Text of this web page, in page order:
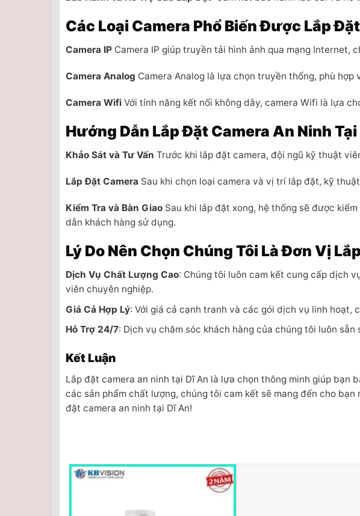
Các Loại Camera Phổ Biến Được Lắp
Camera IP Camera IP giúp truyền tải hình ảnh qua mạng Internet,
Camera Analog Camera Analog là lựa chọn truyền thống, phù
Camera Wifi Với tính năng kết nối không dây, camera Wifi là lựa
Hướng Dẫn Lắp Đặt Camera An Ninh Tại
Khảo Sát và Tư Vấn Trước khi lắp đặt camera, đội ngũ kỹ thuật
Lắp Đặt Camera Sau khi chọn loại camera và vị trí lắp đặt, kỹ
Kiểm Tra và Bàn Giao Sau khi lắp đặt xong, hệ thống sẽ được
dẫn khách hàng sử dụng.
Lý Do Nên Chọn Chúng Tôi Là Đơn Vị
Dịch Vụ Chất Lượng Cao: Chúng tôi luôn cam kết cung cấp dịch
viên chuyên nghiệp.
Giá Cả Hợp Lý: Với giá cả cạnh tranh và các gói dịch vụ linh hoạt,
Hỗ Trợ 24/7: Dịch vụ chăm sóc khách hàng của chúng tôi luôn sẵn
Kết Luận
Lắp đặt camera an ninh tại Dĩ An là lựa chọn thông minh giúp
các sản phẩm chất lượng, chúng tôi cam kết sẽ mang đến cho
đặt camera an ninh tại Dĩ An!